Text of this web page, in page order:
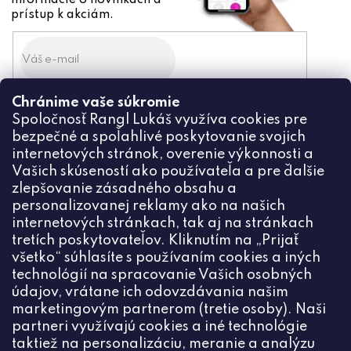
Chránime vaše súkromie
Spoločnosť Rangl Lukáš využíva cookies pre
bezpečné a spoľahlivé poskytovanie svojich
internetových stránok, overenie výkonnosti a
Vašich skúseností ako používateľa a pre ďalšie
zlepšovanie zásadného obsahu a
personalizovanej reklamy ako na našich
internetových stránkach, tak aj na stránkach
tretích poskytovateľov. Kliknutím na „Prijať
všetko“ súhlasíte s používaním cookies a iných
technológií na spracovanie Vašich osobných
údajov, vrátane ich odovzdávania našim
marketingovým partnerom (tretie osoby). Naši
partneri využívajú cookies a iné technológie
taktiež na personalizáciu, meranie a analýzu
prístup k akciám.
Odoslaním súhlasíte zo
spracovaním osobných údajov
PRIHLÁSIŤ
Kontakt
info @ceske-koralky.sk
+420774444191